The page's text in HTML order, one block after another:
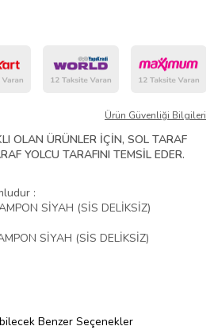
Ürün Güvenliği Bilgileri
OLAN ÜRÜNLER İÇİN, SOL TARAF
YOLCU TARAFINI TEMSİL EDER.
:
SİYAH (SİS DELİKSİZ)
SİYAH (SİS DELİKSİZ)
Benzer Seçenekler